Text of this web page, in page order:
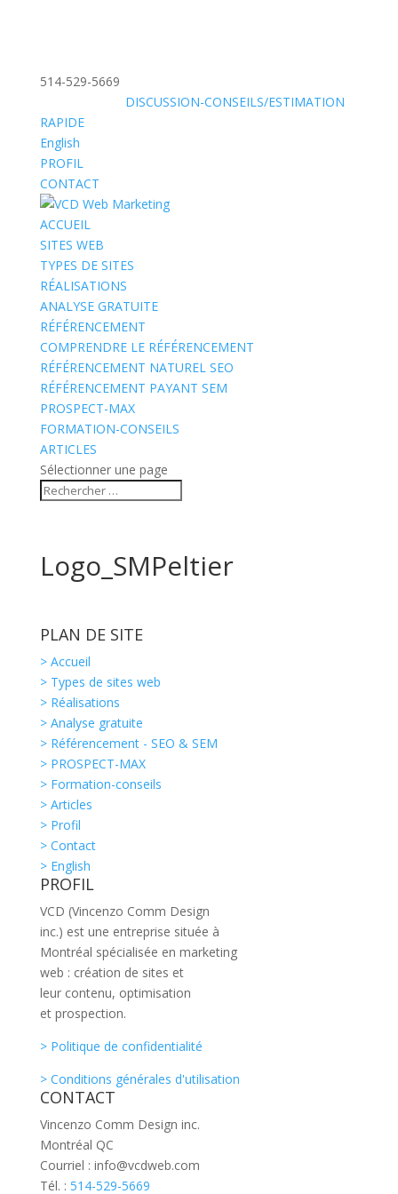
514-529-5669
DISCUSSION-CONSEILS/ESTIMATION
RAPIDE
English
PROFIL
CONTACT
ACCUEIL
SITES WEB
TYPES DE SITES
RÉALISATIONS
ANALYSE GRATUITE
RÉFÉRENCEMENT
COMPRENDRE LE RÉFÉRENCEMENT
RÉFÉRENCEMENT NATUREL SEO
RÉFÉRENCEMENT PAYANT SEM
PROSPECT-MAX
FORMATION-CONSEILS
ARTICLES
Sélectionner une page
Logo_SMPeltier
PLAN DE SITE
> Accueil
> Types de sites web
> Réalisations
> Analyse gratuite
> Référencement - SEO & SEM
> PROSPECT-MAX
> Formation-conseils
> Articles
> Profil
> Contact
> English
PROFIL
VCD (Vincenzo Comm Design
inc.) est une entreprise située à
Montréal spécialisée en marketing
web : création de sites et
leur contenu, optimisation
et prospection.
> Politique de confidentialité
> Conditions générales d'utilisation
CONTACT
Vincenzo Comm Design inc.
Montréal QC
Courriel : info@vcdweb.com
Tél. : 514-529-5669